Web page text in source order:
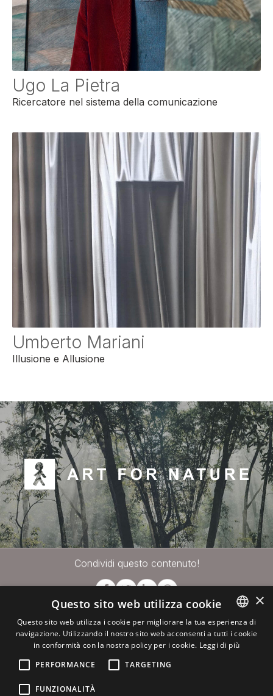
Ugo La Pietra
Ricercatore nel sistema della comunicazione
Umberto Mariani
Illusione e Allusione
Condividi questo contenuto!
Per info e consulenza
ITALIAN
×
Questo sito web utilizza cookie
Questo sito web utilizza i cookie per migliorare la tua esperienza di
navigazione. Utilizzando il nostro sito web acconsenti a tutti i cookie
in conformità con la nostra policy per i cookie. Leggi di più
PERFORMANCE
TARGETING
FUNZIONALITÀ